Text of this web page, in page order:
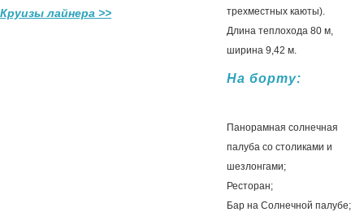
Круизы лайнера >>
трехместных каюты).
Длина теплохода 80 м,
ширина 9,42 м.
На борту:
Панорамная солнечная
палуба со столиками и
шезлонгами;
Ресторан;
Бар на Солнечной палубе;